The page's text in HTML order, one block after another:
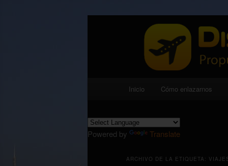
Disfruta
Propuestas viajeras,
Ir al contenido principal
Ir al contenido secundario
Inicio Cómo enlazarnos
Powered by Translate
ARCHIVO DE LA ETIQUETA: